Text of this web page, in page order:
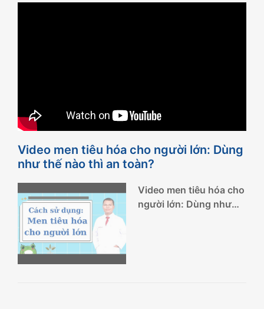
Video men tiêu hóa cho người lớn: Dùng
như thế nào thì an toàn?
Video men tiêu hóa cho
người lớn: Dùng như